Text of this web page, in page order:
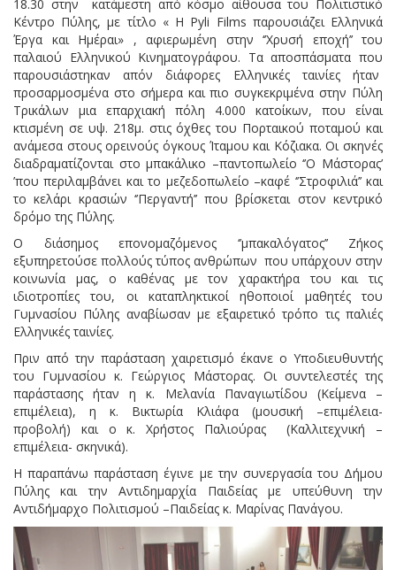
18.30 στην κατάμεστη από κόσμο αίθουσα του Πολιτιστικό
Κέντρο Πύλης, με τίτλο « Η Pyli Films παρουσιάζει Ελληνικά
Έργα και Ημέραι» , αφιερωμένη στην ‘’Χρυσή εποχή’’ του
παλαιού Ελληνικού Κινηματογράφου. Τα αποσπάσματα που
παρουσιάστηκαν απόν διάφορες Ελληνικές ταινίες ήταν
προσαρμοσμένα στο σήμερα και πιο συγκεκριμένα στην Πύλη
Τρικάλων μια επαρχιακή πόλη 4.000 κατοίκων, που είναι
κτισμένη σε υψ. 218μ. στις όχθες του Πορταικού ποταμού και
ανάμεσα στους ορεινούς όγκους Ίταμου και Κόζιακα. Οι σκηνές
διαδραματίζονται στο μπακάλικο –παντοπωλείο ‘’Ο Μάστορας’
’που περιλαμβάνει και το μεζεδοπωλείο –καφέ ‘’Στροφιλιά’’ και
το κελάρι κρασιών ‘’Περγαντή’’ που βρίσκεται στον κεντρικό
δρόμο της Πύλης.
Ο διάσημος επονομαζόμενος ‘’μπακαλόγατος’’ Ζήκος
εξυπηρετούσε πολλούς τύπος ανθρώπων που υπάρχουν στην
κοινωνία μας, ο καθένας με τον χαρακτήρα του και τις
ιδιοτροπίες του, οι καταπληκτικοί ηθοποιοί μαθητές του
Γυμνασίου Πύλης αναβίωσαν με εξαιρετικό τρόπο τις παλιές
Ελληνικές ταινίες.
Πριν από την παράσταση χαιρετισμό έκανε ο Υποδιευθυντής
του Γυμνασίου κ. Γεώργιος Μάστορας. Οι συντελεστές της
παράστασης ήταν η κ. Μελανία Παναγιωτίδου (Κείμενα –
επιμέλεια), η κ. Βικτωρία Κλιάφα (μουσική –επιμέλεια-
προβολή) και ο κ. Χρήστος Παλιούρας (Καλλιτεχνική –
επιμέλεια- σκηνικά).
Η παραπάνω παράσταση έγινε με την συνεργασία του Δήμου
Πύλης και την Αντιδημαρχία Παιδείας με υπεύθυνη την
Αντιδήμαρχο Πολιτισμού –Παιδείας κ. Μαρίνας Πανάγου.